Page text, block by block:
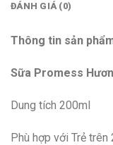
ĐÁNH GIÁ (0)
Thông tin sản
Sữa Promess
Dung tích 200ml
Phù hợp với Trẻ trên